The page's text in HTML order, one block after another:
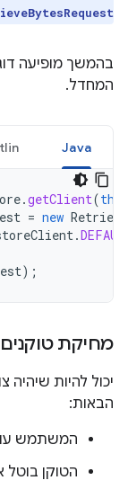
בהמשך מופיעה
המחדל.
Java
.getClient(this
= new
.
);
מחיקת טוקנים
הבאות:
המשתמש
הטוקן בוטל